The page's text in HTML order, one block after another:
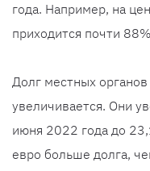
года. Например, на
приходится почти
Долг местных
увеличивается. Они
июня 2022 года до
евро больше долга,